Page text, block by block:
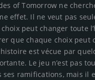
of Tomorrow ne
effet. Il ne veut pas
peut changer toute
que chaque choix peut
est vécue par
Le jeu n’est pas
ses ramifications, mais il